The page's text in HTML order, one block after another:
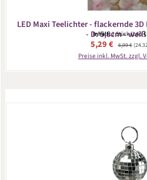
LED Maxi Teelichter - flackernde
- D: 5,8cm -
Inhalt:2 Stück(2,65
Verkaufspreis:
5,29 € Regulärer
6,99 €
Preise inkl. MwSt. zzgl.